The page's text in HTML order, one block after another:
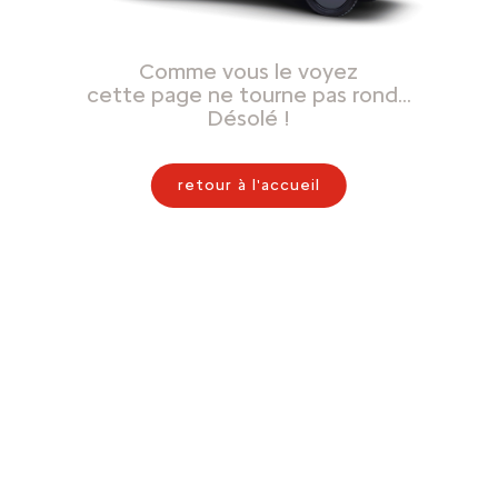
Comme vous le voyez
cette page ne tourne pas rond…
Désolé !
retour à l'accueil